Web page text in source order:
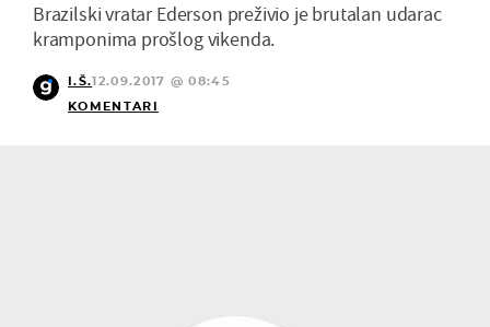
Brazilski vratar Ederson preživio je brutalan udarac
kramponima prošlog vikenda.
I.Š.12.09.2017 @ 08:45
KOMENTARI